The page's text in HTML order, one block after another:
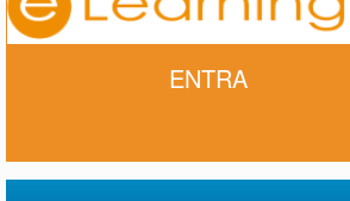
ENTRA